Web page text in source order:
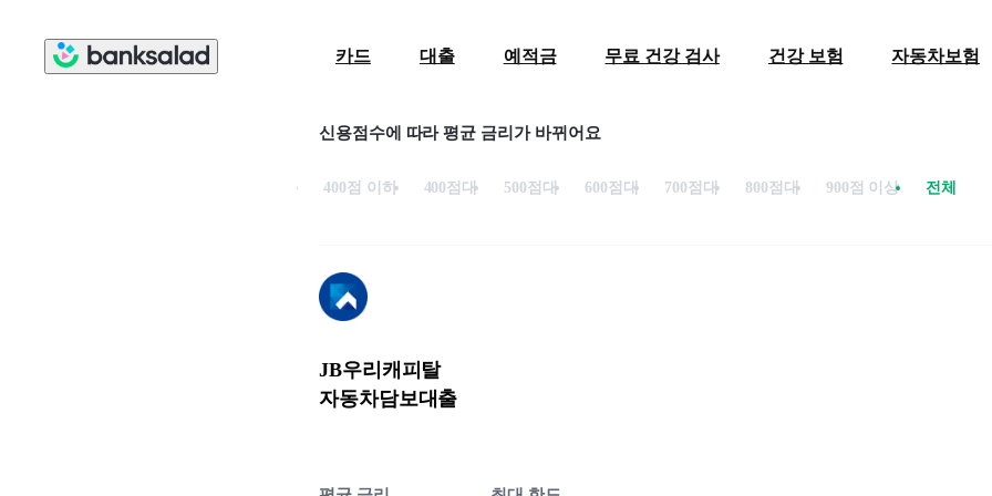
카드 대출 예적금 무료 건강 검사 건강 보험 자동차보험
신용점수에 따라 평균 금리가 바뀌어요
400점 이하 400점대 500점대 600점대 700점대 800점대 900점 이상 전체
JB우리캐피탈
자동차담보대출